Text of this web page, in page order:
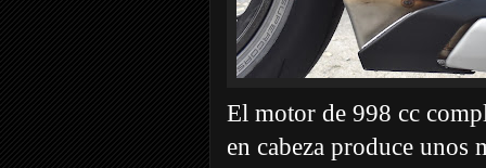
El motor de 998 cc
en cabeza produce unos